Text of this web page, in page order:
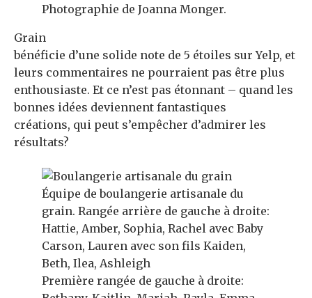
Photographie de Joanna Monger.
Grain
bénéficie d’une solide note de 5 étoiles sur Yelp, et
leurs commentaires ne pourraient pas être plus
enthousiaste. Et ce n’est pas étonnant – quand les
bonnes idées deviennent fantastiques
créations, qui peut s’empêcher d’admirer les
résultats?
Équipe de boulangerie artisanale du
grain. Rangée arrière de gauche à droite:
Hattie, Amber, Sophia, Rachel avec Baby
Carson, Lauren avec son fils Kaiden,
Beth, Ilea, Ashleigh
Première rangée de gauche à droite: